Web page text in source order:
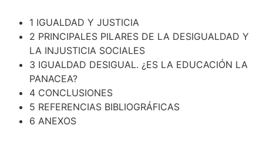
1 IGUALDAD Y JUSTICIA
2 PRINCIPALES PILARES DE LA DESIGUALDAD Y
LA INJUSTICIA SOCIALES
3 IGUALDAD DESIGUAL. ¿ES LA EDUCACIÓN LA
PANACEA?
4 CONCLUSIONES
5 REFERENCIAS BIBLIOGRÁFICAS
6 ANEXOS